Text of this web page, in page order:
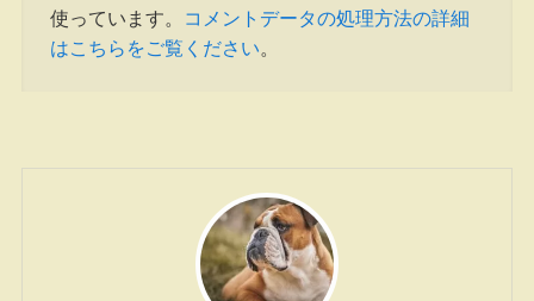
使っています。
コメントデータの処理方法の詳細
はこちらをご覧ください